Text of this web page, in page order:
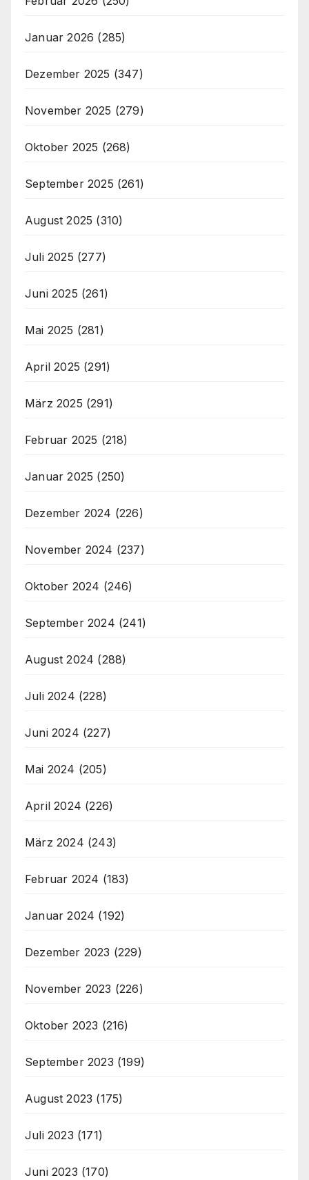
Januar 2026 (285)
Dezember 2025 (347)
November 2025 (279)
Oktober 2025 (268)
September 2025 (261)
August 2025 (310)
Juli 2025 (277)
Juni 2025 (261)
Mai 2025 (281)
April 2025 (291)
März 2025 (291)
Februar 2025 (218)
Januar 2025 (250)
Dezember 2024 (226)
November 2024 (237)
Oktober 2024 (246)
September 2024 (241)
August 2024 (288)
Juli 2024 (228)
Juni 2024 (227)
Mai 2024 (205)
April 2024 (226)
März 2024 (243)
Februar 2024 (183)
Januar 2024 (192)
Dezember 2023 (229)
November 2023 (226)
Oktober 2023 (216)
September 2023 (199)
August 2023 (175)
Juli 2023 (171)
Juni 2023 (170)